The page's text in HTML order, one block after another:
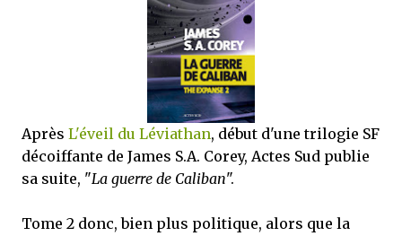
mettre sous tous les yeux. C'est cela...
Après L'éveil du Léviathan, début d'une trilogie SF
décoiffante de James S.A. Corey, Actes Sud publie
sa suite, "La guerre de Caliban".
Tome 2 donc, bien plus politique, alors que la